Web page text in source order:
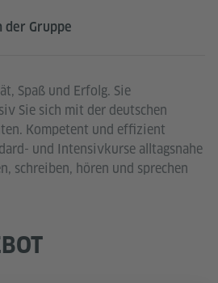
Spaß und Erfolg. Sie
Sie sich mit der deutschen
Kompetent und effizient
und Intensivkurse alltagsnahe
schreiben, hören und sprechen
der Gruppe